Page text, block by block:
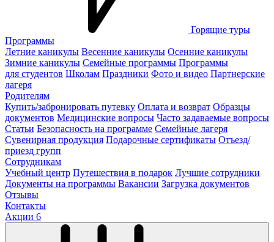
Горящие туры
Программы
Летние каникулы Весенние каникулы Осенние каникулы
Зимние каникулы Семейные программы Программы
для студентов Школам Праздники Фото и видео Партнерские
лагеря
Родителям
Купить/забронировать путевку Оплата и возврат Образцы
документов Медицинские вопросы Часто задаваемые вопросы
Статьи Безопасность на программе Семейные лагеря
Сувенирная продукция Подарочные сертификаты Отъезд/
приезд групп
Сотрудникам
Учебный центр Путешествия в подарок Лучшие сотрудники
Документы на программы Вакансии Загрузка документов
Отзывы
Контакты
Акции 6